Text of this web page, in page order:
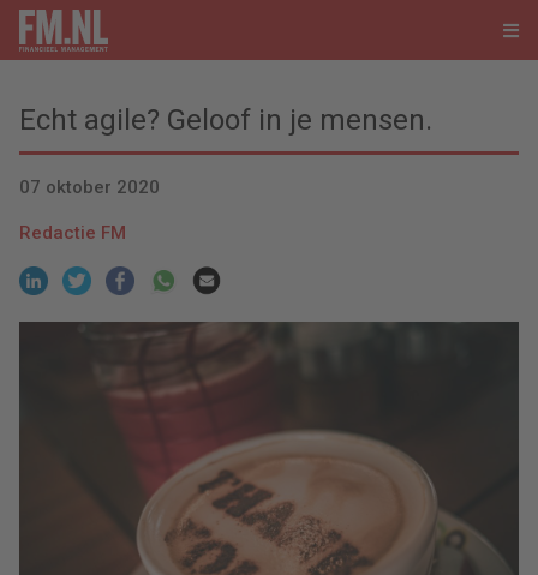
Echt agile? Geloof in je mensen.
07 oktober 2020
Redactie FM